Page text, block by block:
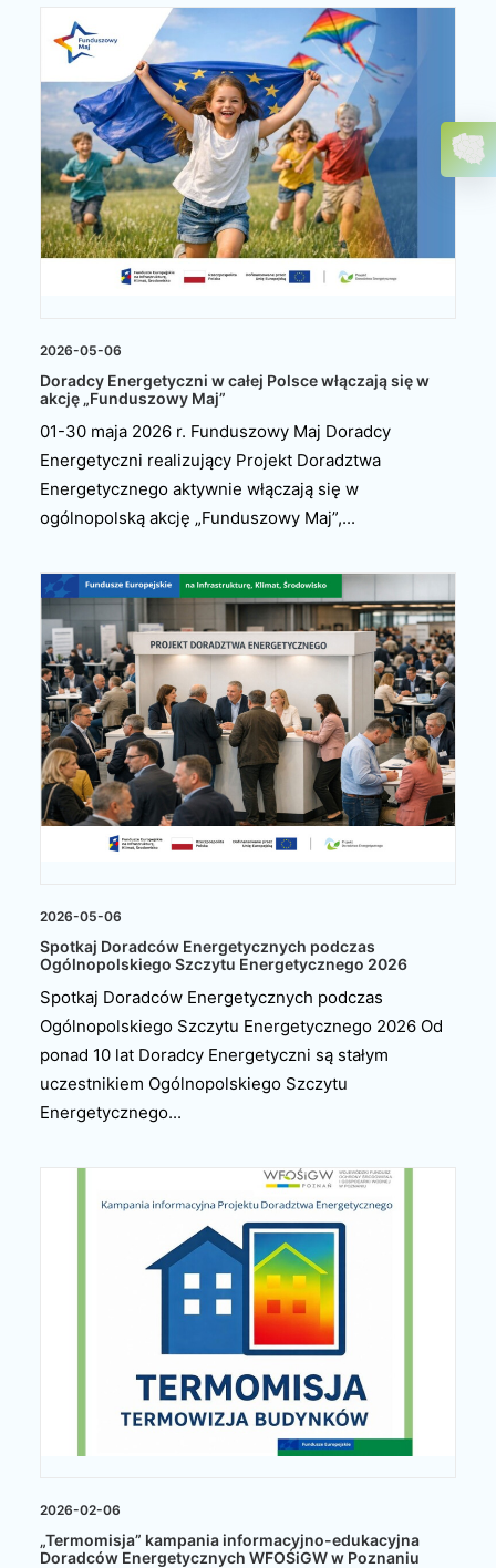
2026-05-06
Doradcy Energetyczni w całej Polsce włączają się w
akcję „Funduszowy Maj”
01-30 maja 2026 r. Funduszowy Maj Doradcy
Energetyczni realizujący Projekt Doradztwa
Energetycznego aktywnie włączają się w
ogólnopolską akcję „Funduszowy Maj”,...
2026-05-06
Spotkaj Doradców Energetycznych podczas
Ogólnopolskiego Szczytu Energetycznego 2026
Spotkaj Doradców Energetycznych podczas
Ogólnopolskiego Szczytu Energetycznego 2026 Od
ponad 10 lat Doradcy Energetyczni są stałym
uczestnikiem Ogólnopolskiego Szczytu
Energetycznego...
2026-02-06
„Termomisja” kampania informacyjno-edukacyjna
Doradców Energetycznych WFOŚiGW w Poznaniu